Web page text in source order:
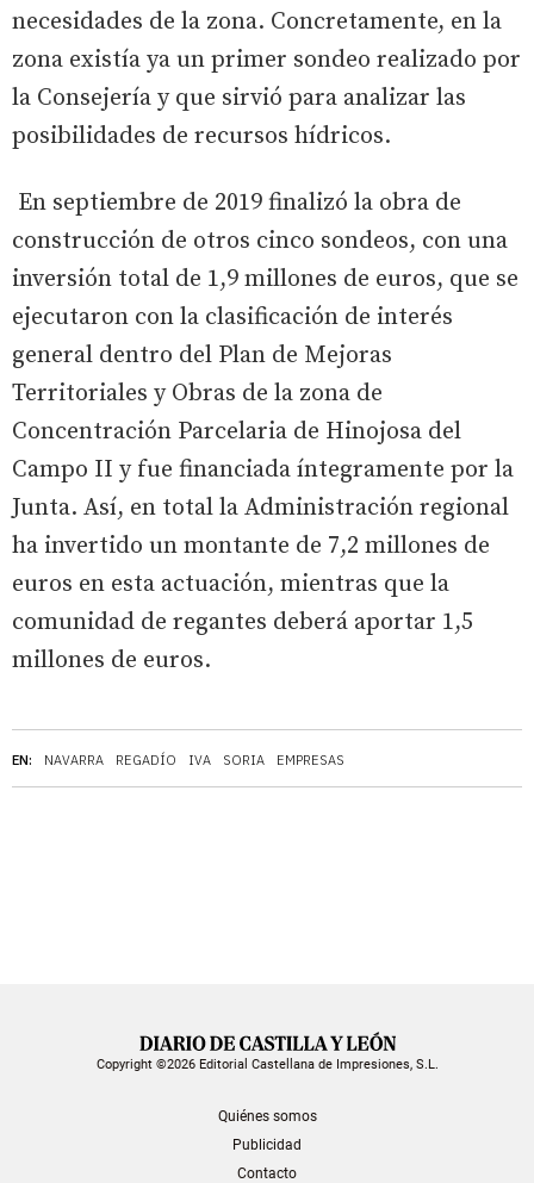
EN: NAVARRA REGADÍO IVA SORIA EMPRESAS
necesidades de la zona. Concretamente, en la
zona existía ya un primer sondeo realizado por
la Consejería y que sirvió para analizar las
posibilidades de recursos hídricos.
En septiembre de 2019 finalizó la obra de
construcción de otros cinco sondeos, con una
inversión total de 1,9 millones de euros, que se
ejecutaron con la clasificación de interés
general dentro del Plan de Mejoras
Territoriales y Obras de la zona de
Concentración Parcelaria de Hinojosa del
Campo II y fue financiada íntegramente por la
Junta. Así, en total la Administración regional
ha invertido un montante de 7,2 millones de
euros en esta actuación, mientras que la
comunidad de regantes deberá aportar 1,5
millones de euros.
Copyright ©2026 Editorial Castellana de Impresiones, S.L.
Quiénes somos
Publicidad
Contacto